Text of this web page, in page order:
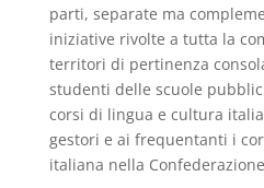
parti, separate ma
iniziative rivolte a tutta la
territori di pertinenza
studenti delle scuole
corsi di lingua e cultura
gestori e ai frequentanti i
italiana nella